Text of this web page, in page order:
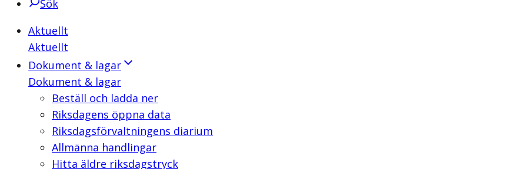
Sök
Aktuellt
Aktuellt
Dokument & lagar
Dokument & lagar
Beställ och ladda ner
Riksdagens öppna data
Riksdagsförvaltningens diarium
Allmänna handlingar
Hitta äldre riksdagstryck